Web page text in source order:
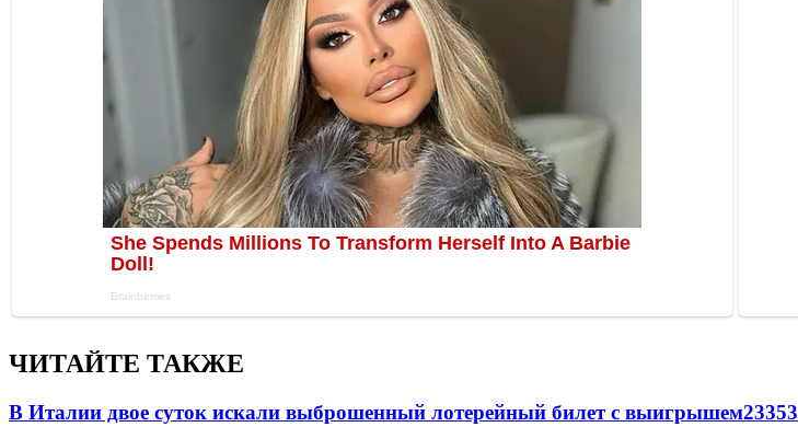
ЧИТАЙТЕ ТАКЖЕ
В Италии двое суток искали выброшенный лотерейный билет с выигрышем23353